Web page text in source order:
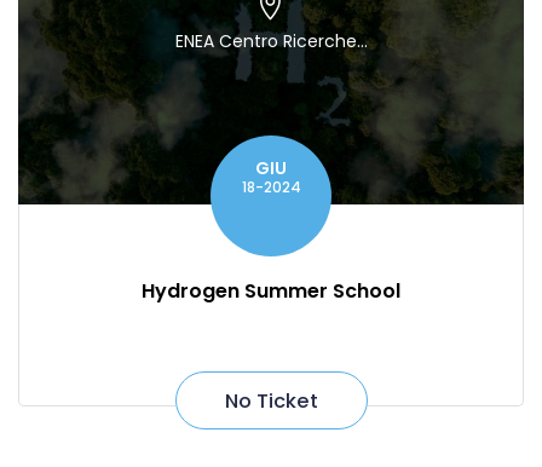
ENEA Centro Ricerche...
GIU
18-2024
Hydrogen Summer School
No Ticket